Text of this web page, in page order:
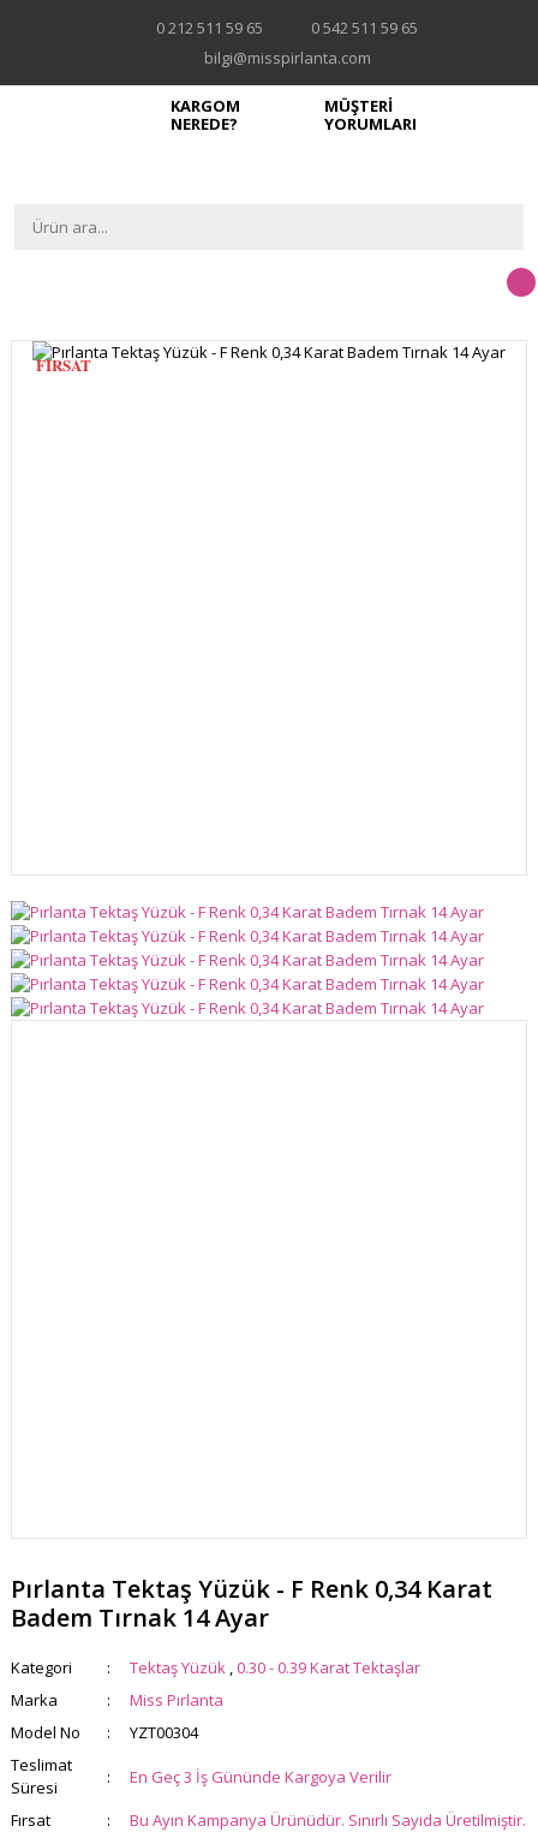
0 212 511 59 65
0 542 511 59 65
bilgi@misspirlanta.com
KARGOM
NEREDE?
MÜŞTERİ
YORUMLARI
FIRSAT
Pırlanta Tektaş Yüzük - F Renk 0,34 Karat
Badem Tırnak 14 Ayar
Kategori Tektaş Yüzük ,0.30 - 0.39 Karat Tektaşlar
Marka
Miss Pırlanta
Model No
YZT00304
Teslimat
Süresi
En Geç 3 İş Gününde Kargoya Verilir
Fırsat
Bu Ayın Kampanya Ürünüdür. Sınırlı Sayıda Üretilmiştir.